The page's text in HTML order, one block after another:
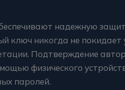
надежную
ключ никогда не покидает
Подтверждение
физического
паролей.